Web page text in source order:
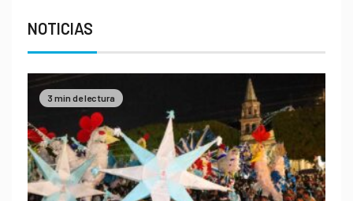
NOTICIAS
3 min de lectura